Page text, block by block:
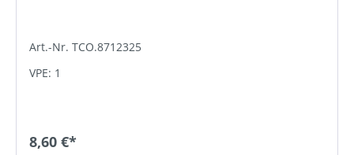
Art.-Nr. TCO.8712325
VPE: 1
8,60 €*